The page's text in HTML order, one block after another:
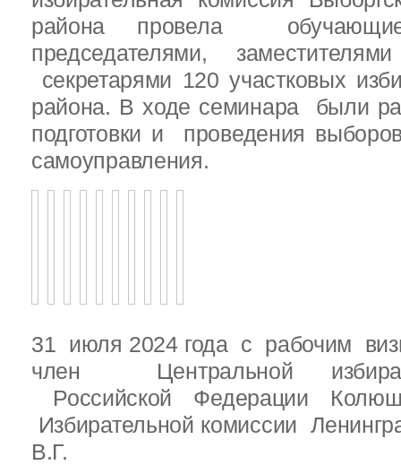
района провела
председателями,
секретарями 120 участковых
района. В ходе семинара были
подготовки и проведения
самоуправления.
31 июля 2024 года с рабочим
член Центральной
Российской Федерации
Избирательной комиссии
В.Г.